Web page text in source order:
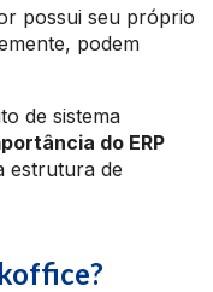
possui seu próprio
podem
de sistema
do ERP
estrutura de